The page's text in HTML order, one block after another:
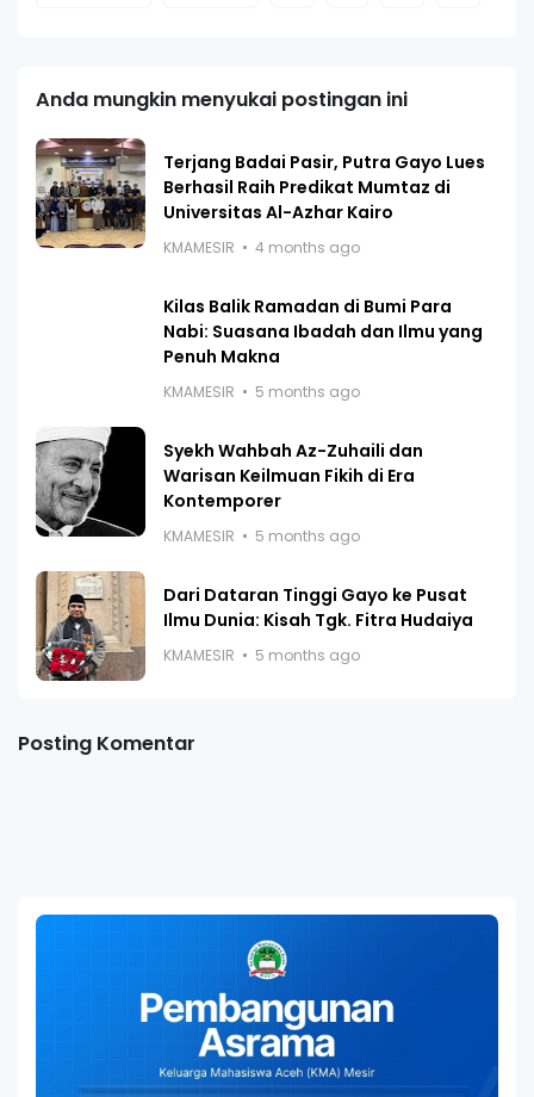
Anda mungkin menyukai postingan ini
Terjang Badai Pasir, Putra Gayo Lues
Berhasil Raih Predikat Mumtaz di
Universitas Al-Azhar Kairo
KMAMESIR 4 months ago
Kilas Balik Ramadan di Bumi Para
Nabi: Suasana Ibadah dan Ilmu yang
Penuh Makna
KMAMESIR 5 months ago
Syekh Wahbah Az-Zuhaili dan
Warisan Keilmuan Fikih di Era
Kontemporer
KMAMESIR 5 months ago
Dari Dataran Tinggi Gayo ke Pusat
Ilmu Dunia: Kisah Tgk. Fitra Hudaiya
KMAMESIR 5 months ago
Posting Komentar